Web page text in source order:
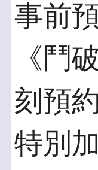
事前
《鬥
刻預
特別